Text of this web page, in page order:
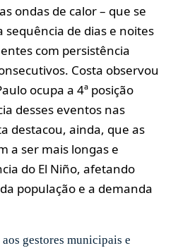
ondas de calor – que se
de dias e noites
com persistência
Costa observou
ocupa a 4ª posição
desses eventos nas
destacou, ainda, que as
a ser mais longas e
do El Niño, afetando
população e a demanda